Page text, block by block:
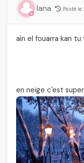
lana Posté le
ain el fouarra kan
en neige c'est